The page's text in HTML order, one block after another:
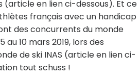
(article en lien ci-dessous). Et ce
français avec un handicap
des concurrents du monde
au 10 mars 2019, lors des
de ski INAS (article en lien ci-
tout schuss !